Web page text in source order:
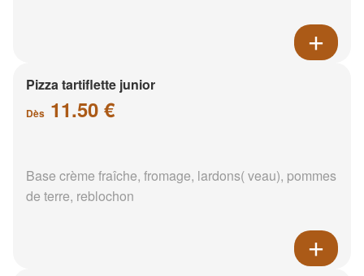
Pizza tartiflette junior
Dès 11.50 €
Base crème fraîche, fromage, lardons( veau), pommes
de terre, reblochon